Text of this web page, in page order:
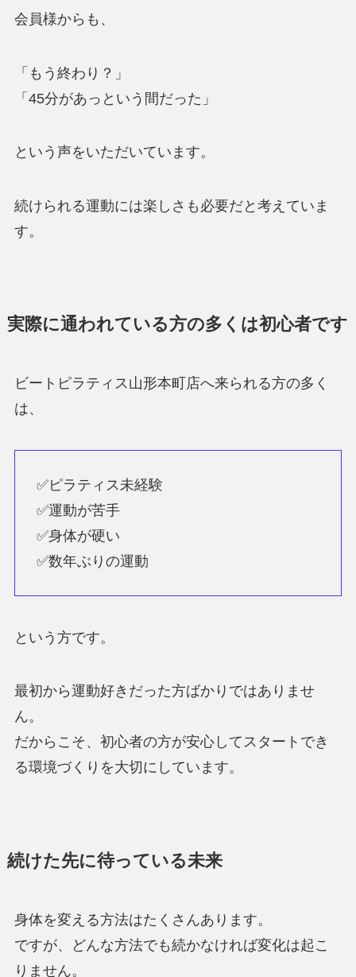
会員様からも、
「もう終わり？」
「45分があっという間だった」
という声をいただいています。
続けられる運動には楽しさも必要だと考えていま
す。
実際に通われている方の多くは初心者です
ビートピラティス山形本町店へ来られる方の多く
は、
✅ピラティス未経験
✅運動が苦手
✅身体が硬い
✅数年ぶりの運動
という方です。
最初から運動好きだった方ばかりではありませ
ん。
だからこそ、初心者の方が安心してスタートでき
る環境づくりを大切にしています。
続けた先に待っている未来
身体を変える方法はたくさんあります。
ですが、どんな方法でも続かなければ変化は起こ
りません。